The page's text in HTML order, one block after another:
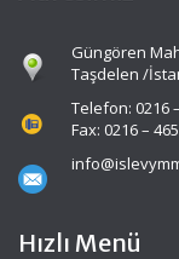
Güngören
Taşdelen /
Telefon: 0216
Fax: 0216 –
Hızlı Menü